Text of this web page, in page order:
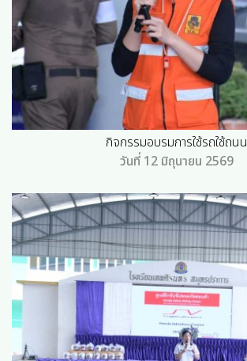
กิจกรรมอบรมการใช้รถใช้ถนน
วันที่ 12 มิถุนายน 2569